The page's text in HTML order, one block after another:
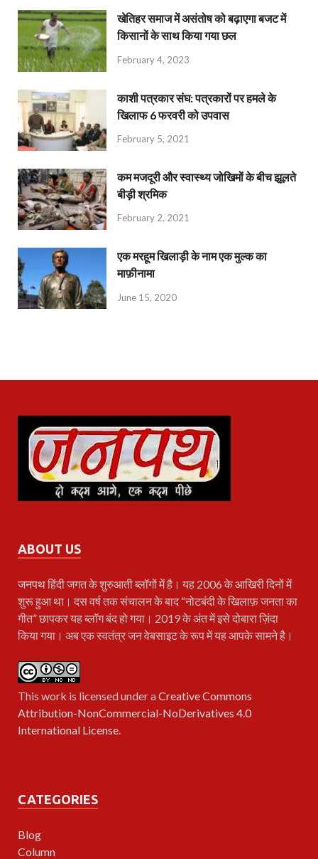
खेतिहर समाज में असंतोष को बढ़ाएगा बजट में
किसानों के साथ किया गया छल
February 4, 2023
काशी पत्रकार संघ: पत्रकारों पर हमले के
खिलाफ 6 फरवरी को उपवास
February 5, 2021
कम मजदूरी और स्वास्थ्य जोखिमों के बीच झूलते
बीड़ी श्रमिक
February 2, 2021
एक मरहूम खिलाड़ी के नाम एक मुल्क का
माफ़ीनामा
June 15, 2020
ABOUT US
जनपथहिंदी जगत के शुरुआती ब्लॉगों में है। यह 2006 के आखिरी दिनों में
शुरू हुआ था। दस वर्ष तक संचालन के बाद “नोटबंदी के खिलाफ़ जनता का
गीत” छापकर यह ब्लॉग बंद हो गया। 2019 के अंत में इसे दोबारा ज़िंदा
किया गया। अब एक स्वतंत्र जन वेबसाइट के रूप में यह आपके सामने है।
This work is licensed under aCreative Commons
Attribution-NonCommercial-NoDerivatives 4.0
International License.
CATEGORIES
Blog
Column